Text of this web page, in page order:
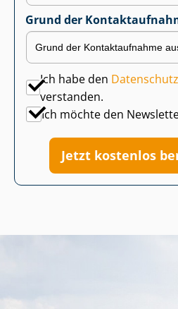
Grund der
Ich habe den Datenschutz
verstanden.
Ich möchte den
Jetzt kostenlos